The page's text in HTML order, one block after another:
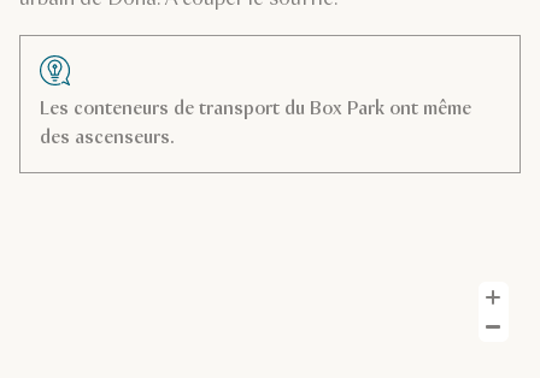
Les conteneurs de transport du Box Park ont même
des ascenseurs.